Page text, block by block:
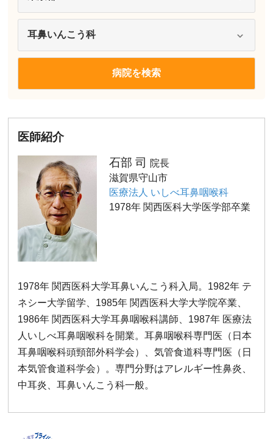
医師紹介
石部 司
院長
滋賀県守山市
医療法人 いしべ耳鼻咽喉科
1978年 関西医科大学医学部卒業
1978年 関西医科大学耳鼻いんこう科入局。1982年 テ
ネシー大学留学、1985年 関西医科大学大学院卒業、
1986年 関西医科大学耳鼻咽喉科講師、1987年 医療法
人いしべ耳鼻咽喉科を開業。耳鼻咽喉科専門医（日本
耳鼻咽喉科頭頸部外科学会）、気管食道科専門医（日
本気管食道科学会）。専門分野はアレルギー性鼻炎、
中耳炎、耳鼻いんこう科一般。